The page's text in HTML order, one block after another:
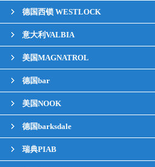
德国西锁 WESTLOCK
意大利VALBIA
美国MAGNATROL
德国bar
美国NOOK
德国barksdale
瑞典PIAB